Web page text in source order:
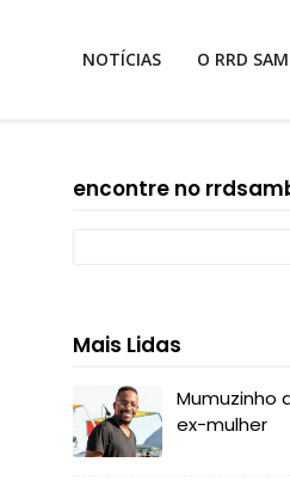
NOTÍCIAS O RRD
encontre no
Mais Lidas
Mumuzinho
ex-mulher